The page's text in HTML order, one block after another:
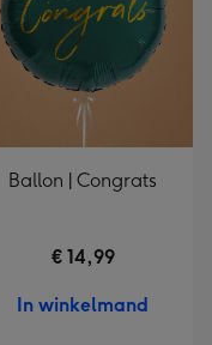
Ballon | Congrats
€ 14,99
In winkelmand